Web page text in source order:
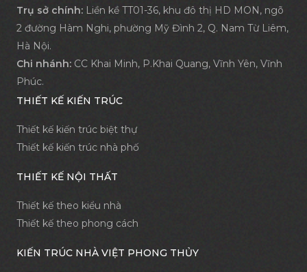
Trụ sở chính: Liền kề TT01-36, khu đô thị HD MON, ngõ
2 đường Hàm Nghi, phường Mỹ Đình 2, Q. Nam Từ Liêm,
Hà Nội.
Chi nhánh: CC Khai Minh, P.Khai Quang, Vĩnh Yên, Vĩnh
Phúc.
THIẾT KẾ KIẾN TRÚC
Thiết kế kiến trúc biệt thự
Thiết kế kiến trúc nhà phố
THIẾT KẾ NỘI THẤT
Thiết kế theo kiểu nhà
Thiết kế theo phong cách
KIẾN TRÚC NHÀ VIỆT PHONG THỦY